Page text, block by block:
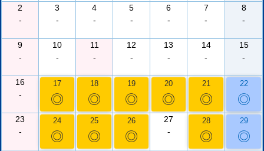
2
-
3
-
4
-
5
-
6
-
7
-
8
-
9
-
10
-
11
-
12
-
13
-
14
-
15
-
16
-
17
◎
18
◎
19
◎
20
◎
21
◎
22
◎
23
-
24
◎
25
◎
26
◎
27
-
28
◎
29
◎